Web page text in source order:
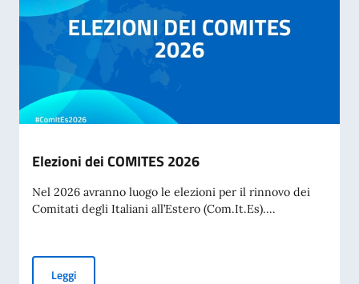
Elezioni dei COMITES 2026
Nel 2026 avranno luogo le elezioni per il rinnovo dei
Comitati degli Italiani all’Estero (Com.It.Es)....
LeggiElezioni dei COMITES 2026